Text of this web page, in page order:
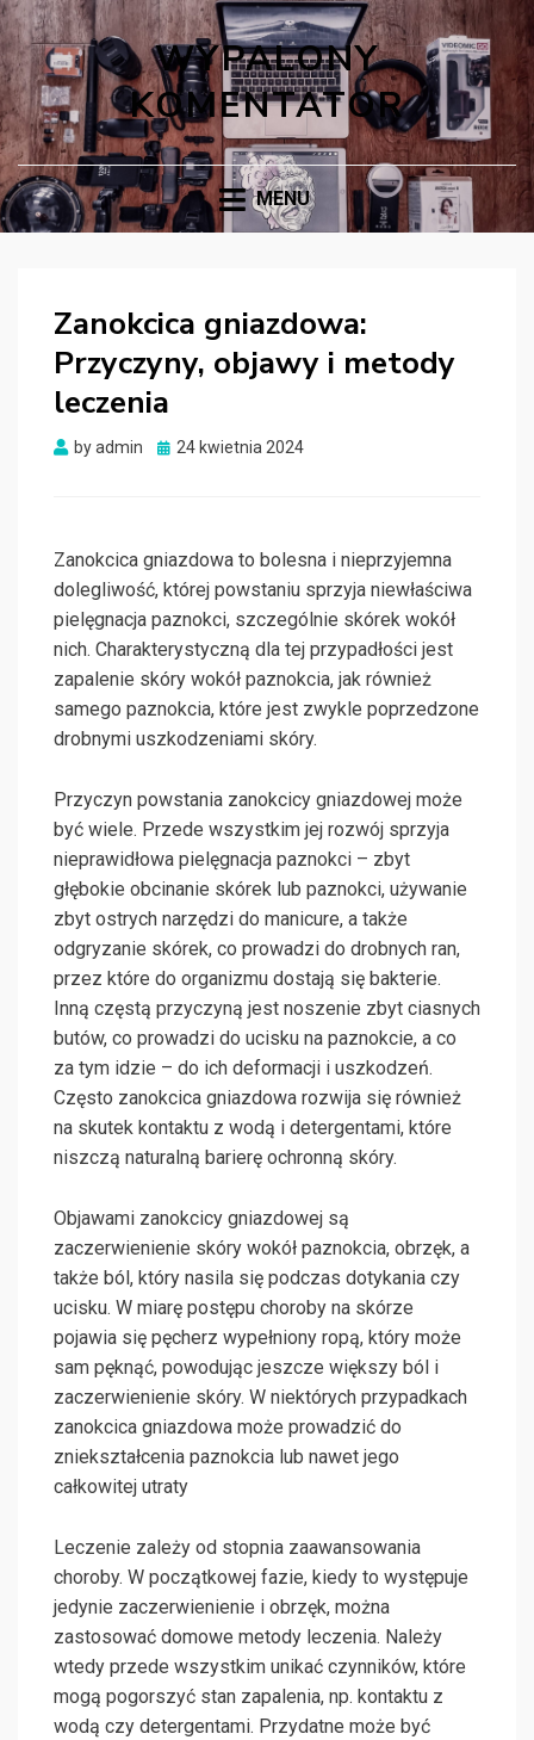
WYPALONY
KOMENTATOR
MENU
Zanokcica gniazdowa:
Przyczyny, objawy i metody
leczenia
byadmin
Posted
24 kwietnia 2024
Zanokcica gniazdowa to bolesna i nieprzyjemna
dolegliwość, której powstaniu sprzyja niewłaściwa
pielęgnacja paznokci, szczególnie skórek wokół
nich. Charakterystyczną dla tej przypadłości jest
zapalenie skóry wokół paznokcia, jak również
samego paznokcia, które jest zwykle poprzedzone
drobnymi uszkodzeniami skóry.
Przyczyn powstania zanokcicy gniazdowej może
być wiele. Przede wszystkim jej rozwój sprzyja
nieprawidłowa pielęgnacja paznokci – zbyt
głębokie obcinanie skórek lub paznokci, używanie
zbyt ostrych narzędzi do manicure, a także
odgryzanie skórek, co prowadzi do drobnych ran,
przez które do organizmu dostają się bakterie.
Inną częstą przyczyną jest noszenie zbyt ciasnych
butów, co prowadzi do ucisku na paznokcie, a co
za tym idzie – do ich deformacji i uszkodzeń.
Często zanokcica gniazdowa rozwija się również
na skutek kontaktu z wodą i detergentami, które
niszczą naturalną barierę ochronną skóry.
Objawami zanokcicy gniazdowej są
zaczerwienienie skóry wokół paznokcia, obrzęk, a
także ból, który nasila się podczas dotykania czy
ucisku. W miarę postępu choroby na skórze
pojawia się pęcherz wypełniony ropą, który może
sam pęknąć, powodując jeszcze większy ból i
zaczerwienienie skóry. W niektórych przypadkach
zanokcica gniazdowa może prowadzić do
zniekształcenia paznokcia lub nawet jego
całkowitej utraty
Leczenie zależy od stopnia zaawansowania
choroby. W początkowej fazie, kiedy to występuje
jedynie zaczerwienienie i obrzęk, można
zastosować domowe metody leczenia. Należy
wtedy przede wszystkim unikać czynników, które
mogą pogorszyć stan zapalenia, np. kontaktu z
wodą czy detergentami. Przydatne może być